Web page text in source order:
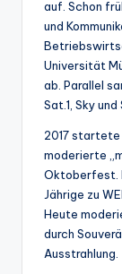
auf. Schon
und
Universität
ab. Parallel
Sat.1, Sky und
2017 startete
moderierte
Oktoberfest.
Jährige zu
Heute
durch
Ausstrahlung.